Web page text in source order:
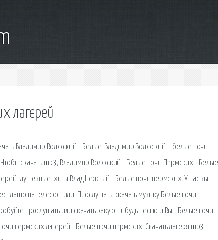
лагерей
Владимир Волжский - Белые. Владимир Волжский – белые ночи
скачать mp3, Владимир Волжский - Белые ночи Пермских - Белые
Влад Нежный - Белые ночи пермских. У нас вы
на телефон или. Прослушать, скачать музыку Белые ночи
прослушать или скачать какую-нибудь песню и Вы - Белые ночи
пермских лагерей - Белые ночи пермских. Скачать лагеря mp3